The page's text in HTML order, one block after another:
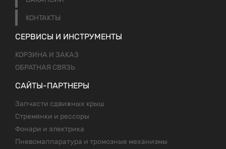
КОНТАКТЫ
СЕРВИСЫ И ИНСТРУМЕНТЫ
КОРЗИНА И ЗАКАЗ
ОБРАТНАЯ СВЯЗЬ
САЙТЫ-ПАРТНЕРЫ
Запчасти сдвижных крыш
Стремянки и рессоры
Фонари и электрика
Пневомаппаратура и тромозные механизмы